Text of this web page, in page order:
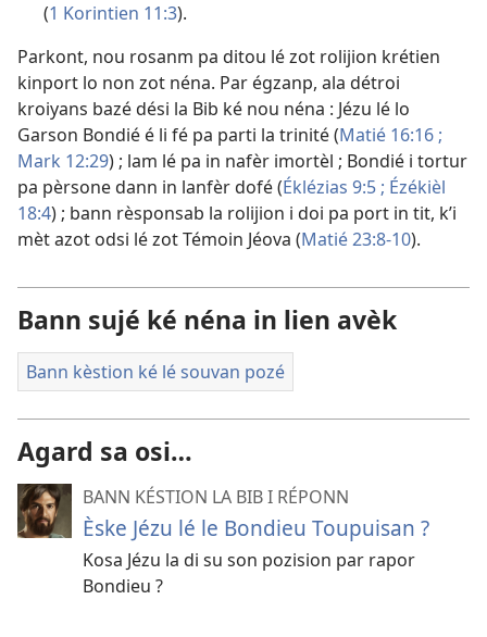
(1 Korintien 11:3).
Parkont, nou rosanm pa ditou lé zot rolijion krétien
kinport lo non zot néna. Par égzanp, ala détroi
kroiyans bazé dési la Bib ké nou néna : Jézu lé lo
Garson Bondié é li fé pa parti la trinité (Matié 16:16 ;
Mark 12:29) ; lam lé pa in nafèr imortèl ; Bondié i tortur
pa pèrsone dann in lanfèr dofé (Éklézias 9:5 ; Ézékièl
18:4) ; bann rèsponsab la rolijion i doi pa port in tit, k’i
mèt azot odsi lé zot Témoin Jéova (Matié 23:8-10).
Bann sujé ké néna in lien avèk
Bann kèstion ké lé souvan pozé
Agard sa osi…
BANN KÉSTION LA BIB I RÉPONN
Èske Jézu lé le Bondieu Toupuisan ?
Kosa Jézu la di su son pozision par rapor
Bondieu ?